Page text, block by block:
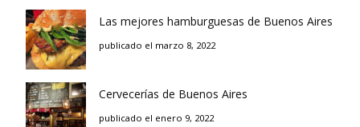
Las mejores hamburguesas de Buenos Aires
publicado el marzo 8, 2022
Cervecerías de Buenos Aires
publicado el enero 9, 2022